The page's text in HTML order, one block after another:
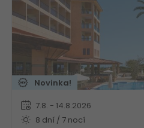
Novinka!
7.8. - 14.8.2026
8 dní / 7 nocí